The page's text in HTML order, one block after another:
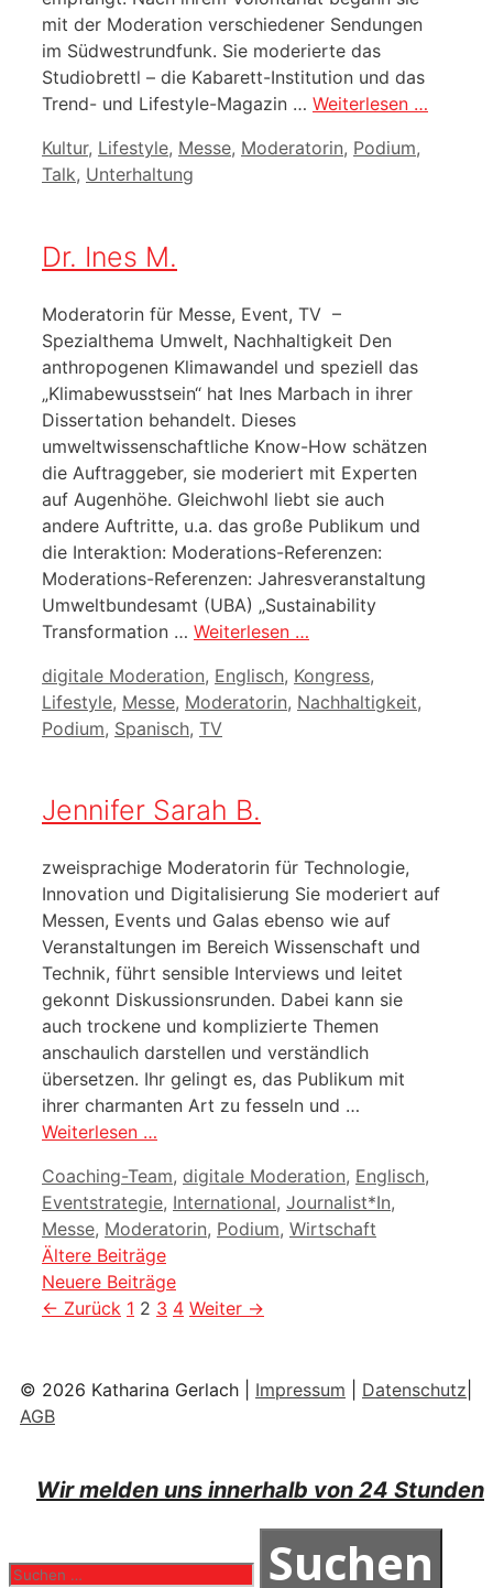
mit der Moderation verschiedener Sendungen
im Südwestrundfunk. Sie moderierte das
Studiobrettl – die Kabarett-Institution und das
Trend- und Lifestyle-Magazin … Weiterlesen …
Kategorien
Kultur, Lifestyle, Messe, Moderatorin, Podium,
Talk, Unterhaltung
Dr. Ines M.
Moderatorin für Messe, Event, TV –
Spezialthema Umwelt, Nachhaltigkeit Den
anthropogenen Klimawandel und speziell das
„Klimabewusstsein“ hat Ines Marbach in ihrer
Dissertation behandelt. Dieses
umweltwissenschaftliche Know-How schätzen
die Auftraggeber, sie moderiert mit Experten
auf Augenhöhe. Gleichwohl liebt sie auch
andere Auftritte, u.a. das große Publikum und
die Interaktion: Moderations-Referenzen:
Moderations-Referenzen: Jahresveranstaltung
Umweltbundesamt (UBA) „Sustainability
Transformation … Weiterlesen …
Kategorien
digitale Moderation, Englisch, Kongress,
Lifestyle, Messe, Moderatorin, Nachhaltigkeit,
Podium, Spanisch, TV
Jennifer Sarah B.
zweisprachige Moderatorin für Technologie,
Innovation und Digitalisierung Sie moderiert auf
Messen, Events und Galas ebenso wie auf
Veranstaltungen im Bereich Wissenschaft und
Technik, führt sensible Interviews und leitet
gekonnt Diskussionsrunden. Dabei kann sie
auch trockene und komplizierte Themen
anschaulich darstellen und verständlich
übersetzen. Ihr gelingt es, das Publikum mit
ihrer charmanten Art zu fesseln und …
Weiterlesen …
Kategorien
Coaching-Team, digitale Moderation, Englisch,
Eventstrategie, International, Journalist*In,
Messe, Moderatorin, Podium, Wirtschaft
Ältere Beiträge
Neuere Beiträge
← Zurück Seite
1 Seite
2 Seite
3 Seite
4 Weiter →
© 2026 Katharina Gerlach | Impressum Datenschutz
AGB
Wir melden uns innerhalb von 24 Stunden
nach: